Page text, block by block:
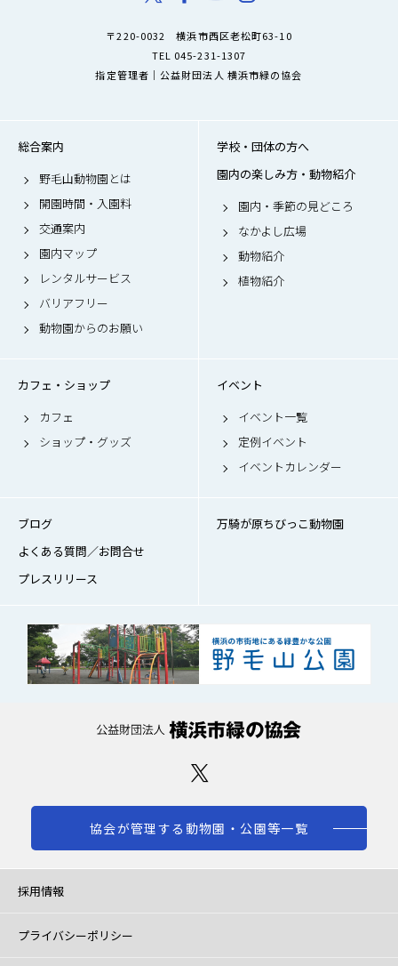
〒220-0032 横浜市西区老松町63-10
TEL 045-231-1307
指定管理者｜公益財団法人 横浜市緑の協会
総合案内
野毛山動物園とは
開園時間・入園料
交通案内
園内マップ
レンタルサービス
バリアフリー
動物園からのお願い
学校・団体の方へ
園内の楽しみ方・動物紹介
園内・季節の見どころ
なかよし広場
動物紹介
植物紹介
カフェ・ショップ
カフェ
ショップ・グッズ
イベント
イベント一覧
定例イベント
イベントカレンダー
ブログ
よくある質問／お問合せ
プレスリリース
万騎が原ちびっこ動物園
協会が管理する動物園・公園等一覧
採用情報
プライバシーポリシー